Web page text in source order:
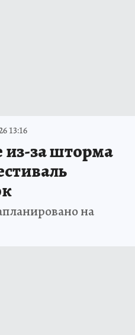
13:16
из-за шторма
на